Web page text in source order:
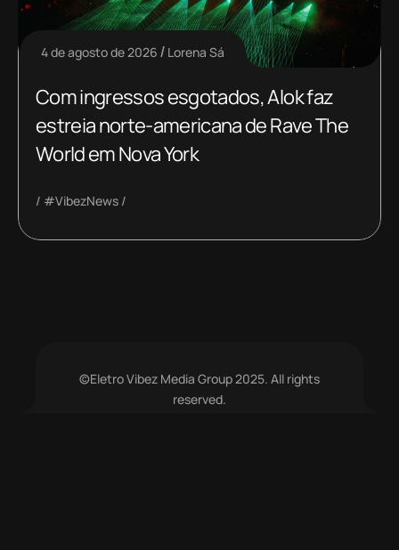
4 de agosto de 2026 Lorena Sá
Com ingressos esgotados, Alok faz
estreia norte-americana de Rave The
World em Nova York
#VibezNews
©Eletro Vibez Media Group 2025. All rights
reserved.